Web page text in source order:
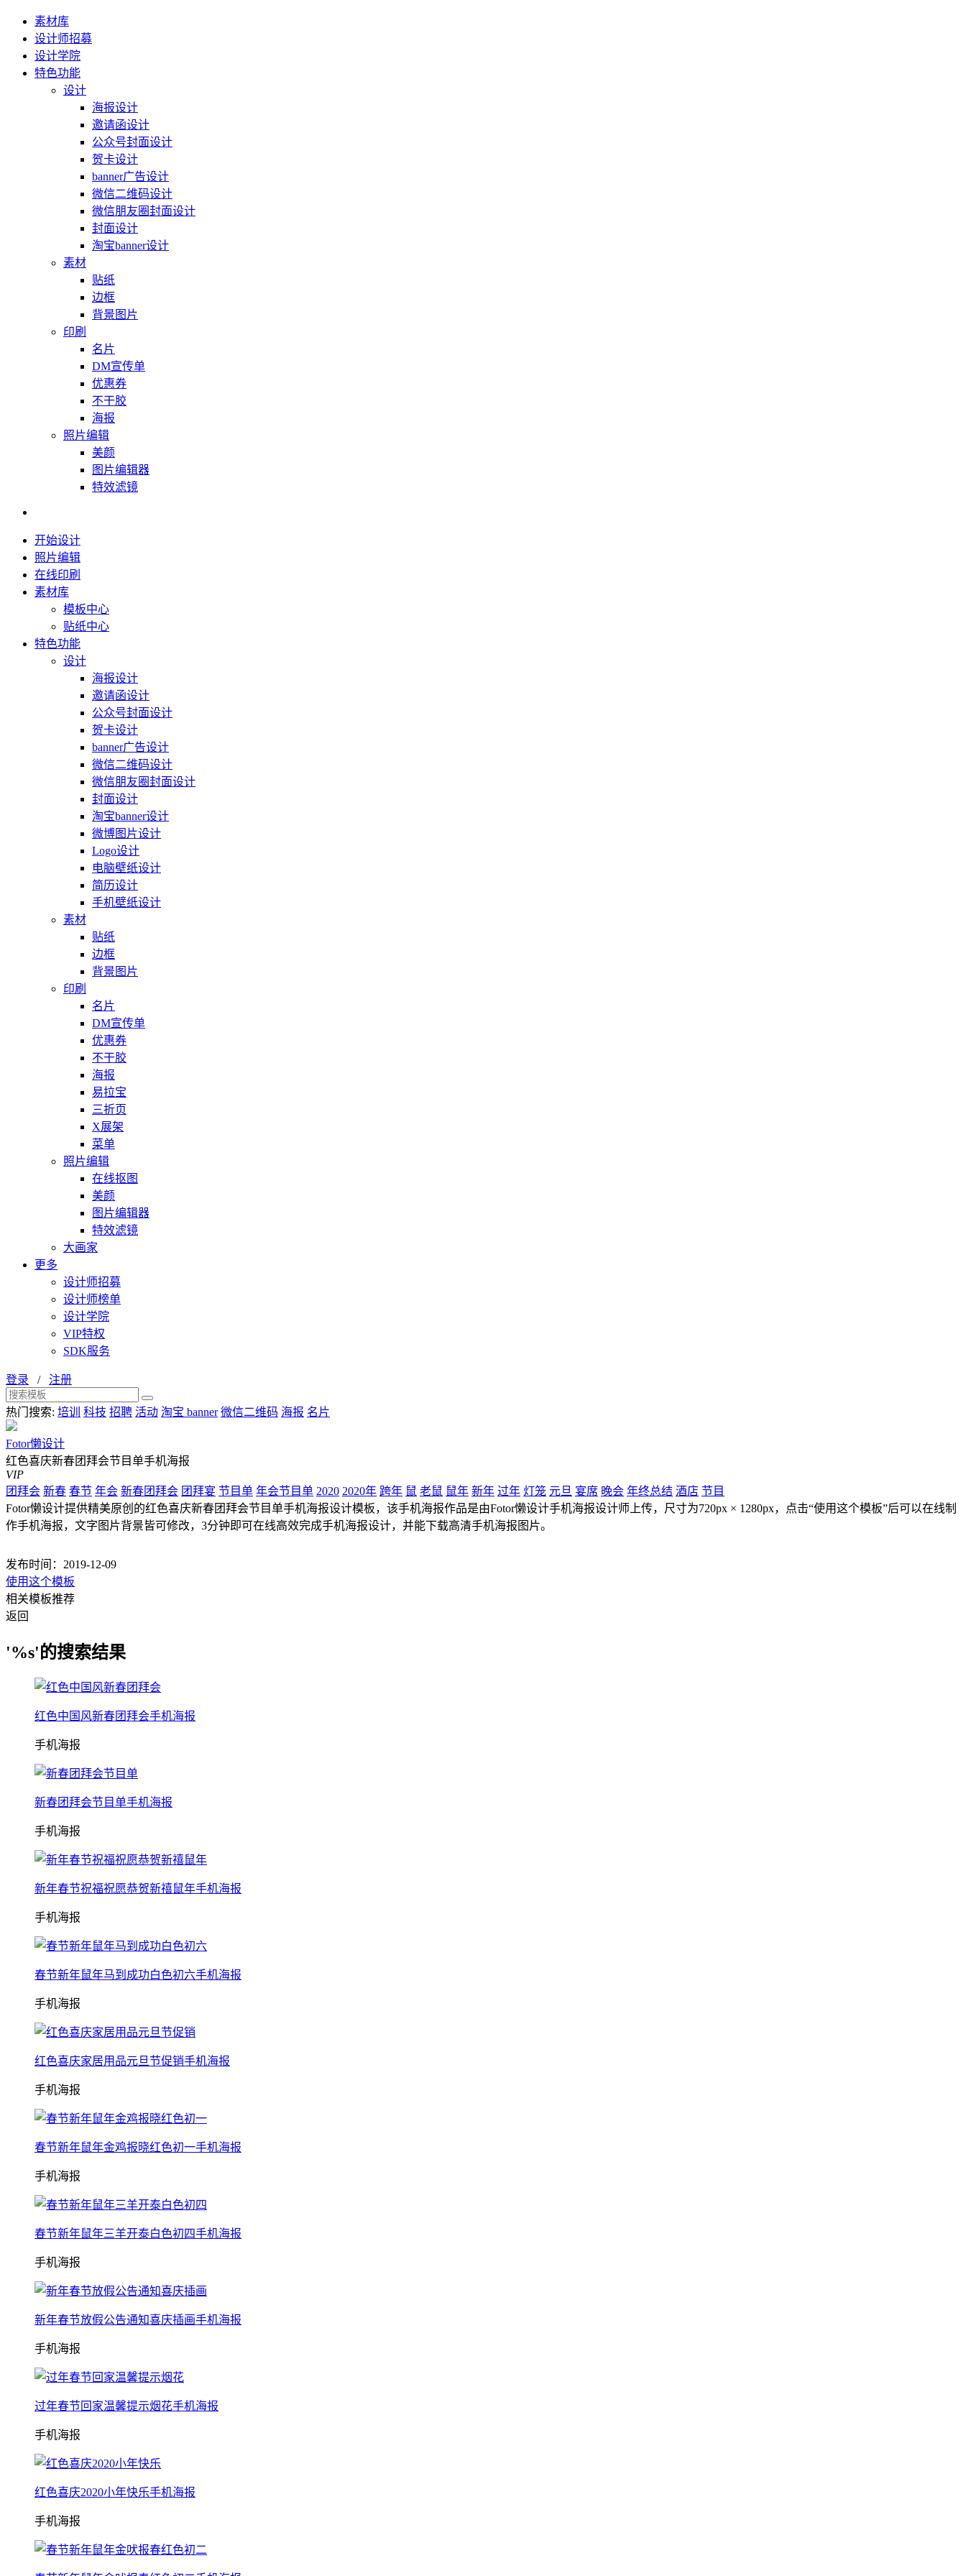
素材库
设计师招募
设计学院
特色功能
设计
海报设计
邀请函设计
公众号封面设计
贺卡设计
banner广告设计
微信二维码设计
微信朋友圈封面设计
封面设计
淘宝banner设计
素材
贴纸
边框
背景图片
印刷
名片
DM宣传单
优惠券
不干胶
海报
照片编辑
美颜
图片编辑器
特效滤镜
开始设计
照片编辑
在线印刷
素材库
模板中心
贴纸中心
特色功能
设计
海报设计
邀请函设计
公众号封面设计
贺卡设计
banner广告设计
微信二维码设计
微信朋友圈封面设计
封面设计
淘宝banner设计
微博图片设计
Logo设计
电脑壁纸设计
简历设计
手机壁纸设计
素材
贴纸
边框
背景图片
印刷
名片
DM宣传单
优惠券
不干胶
海报
易拉宝
三折页
X展架
菜单
照片编辑
在线抠图
美颜
图片编辑器
特效滤镜
大画家
更多
设计师招募
设计师榜单
设计学院
VIP特权
SDK服务
登录 / 注册
热门搜索: 培训 科技 招聘 活动 淘宝 banner 微信二维码 海报 名片
Fotor懒设计
红色喜庆新春团拜会节目单手机海报
VIP
团拜会 新春 春节 年会 新春团拜会 团拜宴 节目单 年会节目单 2020 2020年 跨年 鼠 老鼠 鼠年 新年 过年 灯笼 元旦 宴席 晚会 年终总结 酒店 节目
Fotor懒设计提供精美原创的红色喜庆新春团拜会节目单手机海报设计模板，该手机海报作品是由Fotor懒设计手机海报设计师上传，尺寸为720px × 1280px，点击“使用这个模板”后可以在线制
作手机海报，文字图片背景皆可修改，3分钟即可在线高效完成手机海报设计，并能下载高清手机海报图片。
发布时间：2019-12-09
使用这个模板
相关模板推荐
返回
'%s'的搜索结果
红色中国风新春团拜会手机海报
手机海报
新春团拜会节目单手机海报
手机海报
新年春节祝福祝愿恭贺新禧鼠年手机海报
手机海报
春节新年鼠年马到成功白色初六手机海报
手机海报
红色喜庆家居用品元旦节促销手机海报
手机海报
春节新年鼠年金鸡报晓红色初一手机海报
手机海报
春节新年鼠年三羊开泰白色初四手机海报
手机海报
新年春节放假公告通知喜庆插画手机海报
手机海报
过年春节回家温馨提示烟花手机海报
手机海报
红色喜庆2020小年快乐手机海报
手机海报